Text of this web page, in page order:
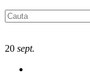
20 sept.